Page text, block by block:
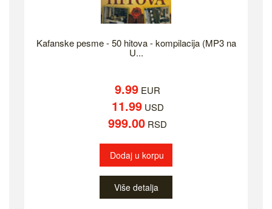
Kafanske pesme - 50 hitova - kompilacija (MP3 na
U...
9.99 EUR
11.99USD
999.00 RSD
Dodaj u korpu
Više detalja